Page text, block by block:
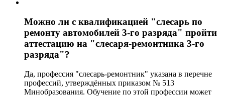
Можно ли с квалификацией "слесарь по
ремонту автомобилей 3-го разряда" пройти
аттестацию на "слесаря-ремонтника 3-го
разряда"?
Да, профессия "слесарь-ремонтник" указана в перечне
профессий, утверждённых приказом № 513
Минобразования. Обучение по этой профессии может